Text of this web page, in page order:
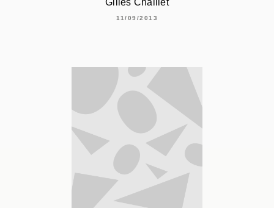
Gilles Chaillet
11/09/2013